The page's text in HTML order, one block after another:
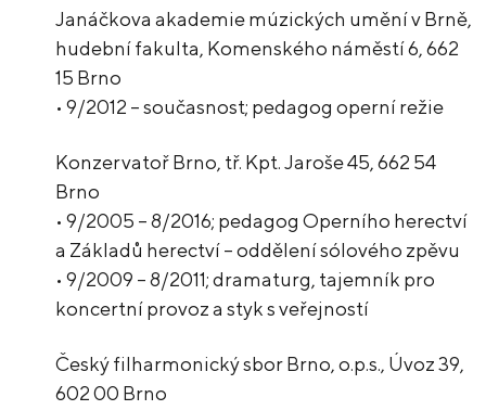
Janáčkova akademie múzických umění v Brně,
hudební fakulta, Komenského náměstí 6, 662
15 Brno
• 9/2012 – současnost; pedagog operní režie
Konzervatoř Brno, tř. Kpt. Jaroše 45, 662 54
Brno
• 9/2005 – 8/2016; pedagog Operního herectví
a Základů herectví – oddělení sólového zpěvu
• 9/2009 – 8/2011; dramaturg, tajemník pro
koncertní provoz a styk s veřejností
Český filharmonický sbor Brno, o.p.s., Úvoz 39,
602 00 Brno